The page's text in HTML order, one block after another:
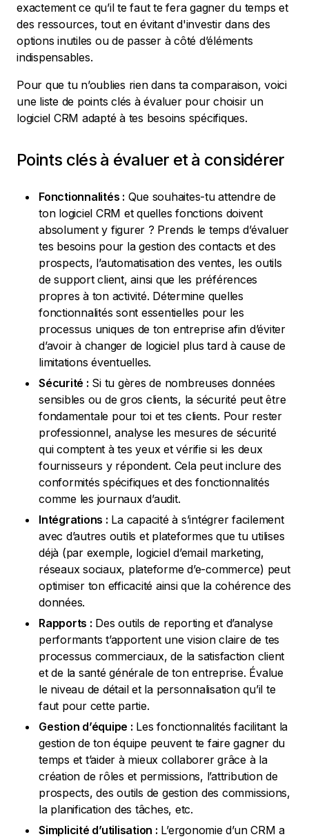
exactement ce qu’il te faut te fera gagner du temps et
des ressources, tout en évitant d'investir dans des
options inutiles ou de passer à côté d’éléments
indispensables.
Pour que tu n’oublies rien dans ta comparaison, voici
une liste de points clés à évaluer pour choisir un
logiciel CRM adapté à tes besoins spécifiques.
Points clés à évaluer et à considérer
Fonctionnalités : Que souhaites-tu attendre de
ton logiciel CRM et quelles fonctions doivent
absolument y figurer ? Prends le temps d’évaluer
tes besoins pour la gestion des contacts et des
prospects, l’automatisation des ventes, les outils
de support client, ainsi que les préférences
propres à ton activité. Détermine quelles
fonctionnalités sont essentielles pour les
processus uniques de ton entreprise afin d’éviter
d’avoir à changer de logiciel plus tard à cause de
limitations éventuelles.
Sécurité : Si tu gères de nombreuses données
sensibles ou de gros clients, la sécurité peut être
fondamentale pour toi et tes clients. Pour rester
professionnel, analyse les mesures de sécurité
qui comptent à tes yeux et vérifie si les deux
fournisseurs y répondent. Cela peut inclure des
conformités spécifiques et des fonctionnalités
comme les journaux d’audit.
Intégrations : La capacité à s’intégrer facilement
avec d’autres outils et plateformes que tu utilises
déjà (par exemple, logiciel d’email marketing,
réseaux sociaux, plateforme d’e-commerce) peut
optimiser ton efficacité ainsi que la cohérence des
données.
Rapports : Des outils de reporting et d’analyse
performants t’apportent une vision claire de tes
processus commerciaux, de la satisfaction client
et de la santé générale de ton entreprise. Évalue
le niveau de détail et la personnalisation qu’il te
faut pour cette partie.
Gestion d’équipe : Les fonctionnalités facilitant la
gestion de ton équipe peuvent te faire gagner du
temps et t’aider à mieux collaborer grâce à la
création de rôles et permissions, l’attribution de
prospects, des outils de gestion des commissions,
la planification des tâches, etc.
Simplicité d’utilisation : L’ergonomie d’un CRM a